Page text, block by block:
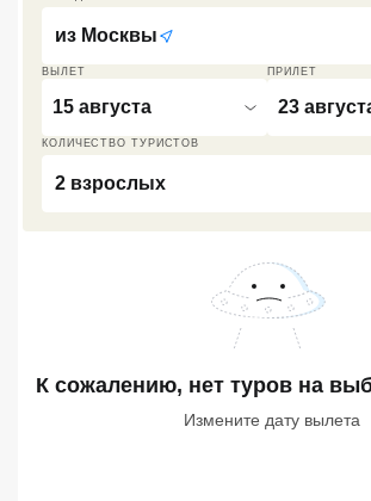
ВЫЛЕТ
15 августа
ПРИЛЕТ
23
КОЛИЧЕСТВО ТУРИСТОВ
2 взрослых
из Москвы
К сожалению, нет туров на
Измените дату вылета
Экскурсионные туры
VIP отели 5 звезд
Лучшие отели 4* звезды
звезды
Лучшие отели 3* звезды